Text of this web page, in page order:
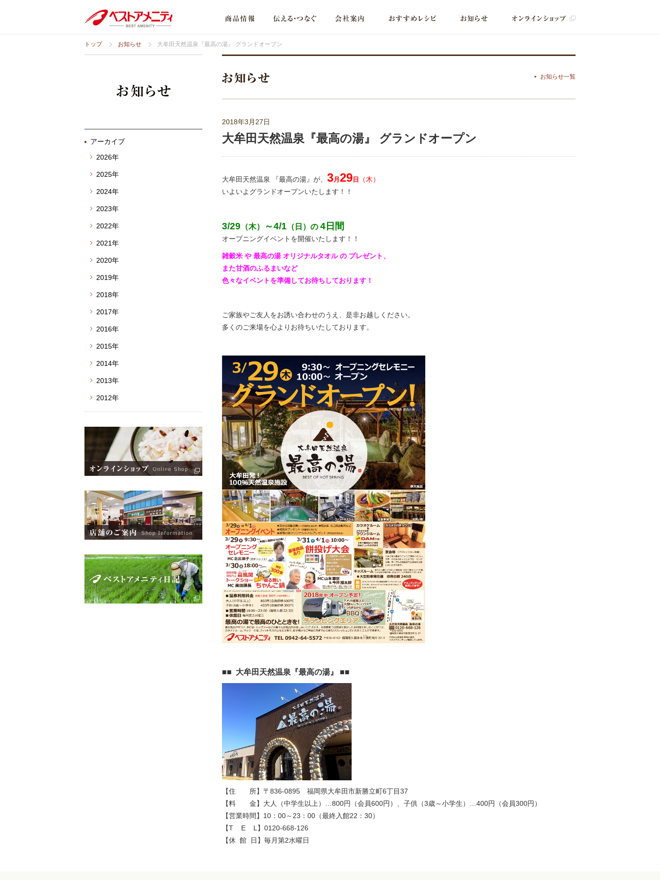
トップ お知らせ 大牟田天然温泉『最高の湯』 グランドオープン
お知らせ一覧
2018年3月27日
大牟田天然温泉『最高の湯』 グランドオープン
大牟田天然温泉 『最高の湯』が、 3月 29 日
（木）
いよいよグランドオープンいたします！！
3/29 （木） ～4/1 （日）の 4日間
オープニングイベントを開催いたします！！
雑穀米 や 最高の湯 オリジナルタオル の プレゼント、
また甘酒のふるまいなど
色々なイベントを準備してお待ちしております！
ご家族やご友人をお誘い合わせのうえ、是非お越しください。
多くのご来場を心よりお待ちいたしております。
■■ 大牟田天然温泉『最高の湯』 ■■
【住 所】〒836-0895 福岡県大牟田市新勝立町6丁目37
【料 金】大人（中学生以上）…800円（会員600円）、子供（3歳～小学生）…400円（会員300円）
【営業時間】10：00～23：00（最終入館22：30）
【T E L】0120-668-126
【休 館 日】毎月第2水曜日
アーカイブ
2026年
2025年
2024年
2023年
2022年
2021年
2020年
2019年
2018年
2017年
2016年
2015年
2014年
2013年
2012年